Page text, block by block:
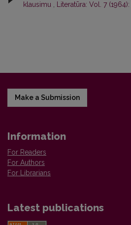
klausimu , Literatūra: Vol. 7
Make a Submission
Information
For Readers
For Authors
For Librarians
Latest publications